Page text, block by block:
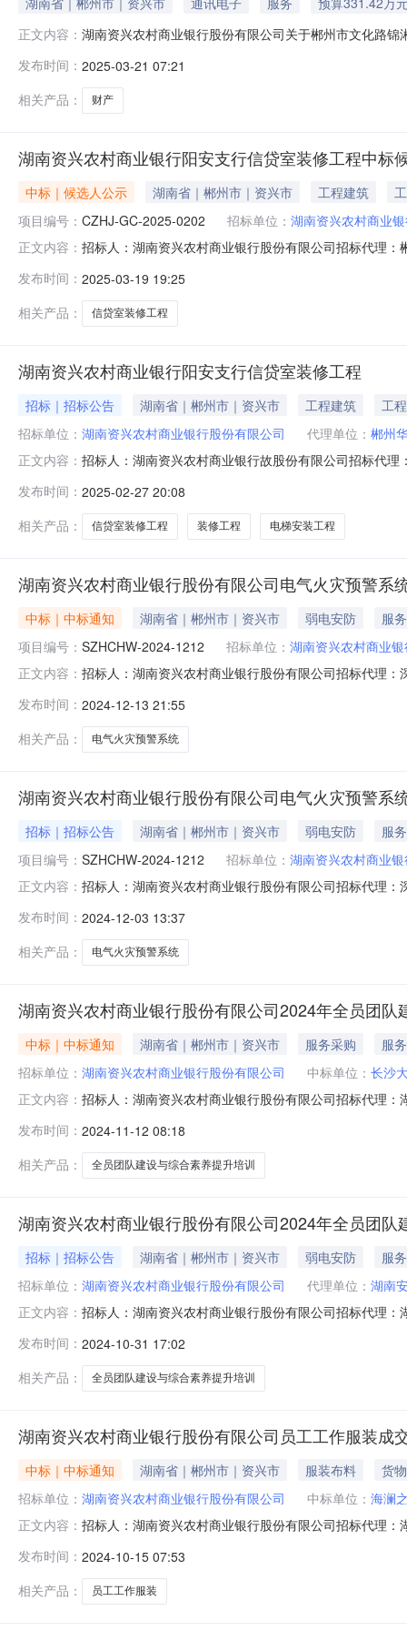
正文内容： 湖南资兴农村商业银行股份有限公司关于郴州市文化路
郴州市文化路锦湘花园17栋303房，共9层，所在第三层
发布时间： 2025-03-21 07:21
相关产品：
财产
湖南资兴农村商业银行阳安支行信贷室装修工程中标
中标｜候选人公示 湖南省｜郴州市｜资兴市 工程建筑
项目编号： CZHJ-GC-2025-0202 招标单位： 湖南资兴农村商业
正文内容： 招标人：湖南资兴农村商业银行股份有限公司招标代理
华建工程造价事务所有限公司招标方式：公开招标工期
发布时间： 2025-03-19 19:25
相关产品：
信贷室装修工程
湖南资兴农村商业银行阳安支行信贷室装修工程
招标｜招标公告 湖南省｜郴州市｜资兴市 工程建筑
工程
招标单位： 湖南资兴农村商业银行股份有限公司 代理单位： 郴州
正文内容： 招标人：湖南资兴农村商业银行故股份有限公司招标代
有限公司，项目已具备招标条件，现对该项目的施工进
发布时间： 2025-02-27 20:08
相关产品：
信贷室装修工程 装修工程 电梯安装工程
湖南资兴农村商业银行股份有限公司电气火灾预警系
中标｜中标通知 湖南省｜郴州市｜资兴市 弱电安防
服务
项目编号： SZHCHW-2024-1212 招标单位： 湖南资兴农村商业
正文内容： 招标人：湖南资兴农村商业银行股份有限公司招标代理
灾预警系统采购项目以公开招标方式进行采购，现将采
采购代
发布时间： 2024-12-13 21:55
相关产品：
电气火灾预警系统
湖南资兴农村商业银行股份有限公司电气火灾预警系
招标｜招标公告 湖南省｜郴州市｜资兴市 弱电安防
服务
项目编号： SZHCHW-2024-1212 招标单位： 湖南资兴农村商业
正文内容： 招标人：湖南资兴农村商业银行股份有限公司招标代理
社联合社办公室文件湘信联办【2022】118号文（湖南
发布时间： 2024-12-03 13:37
相关产品：
电气火灾预警系统
湖南资兴农村商业银行股份有限公司2024年全员团
中标｜中标通知 湖南省｜郴州市｜资兴市 服务采购
服务
招标单位： 湖南资兴农村商业银行股份有限公司 中标单位： 长沙
正文内容： 招标人：湖南资兴农村商业银行股份有限公司招标代理
人民币贰拾伍万元整（￥250000.00）二、委托代理编
发布时间： 2024-11-12 08:18
相关产品：
全员团队建设与综合素养提升培训
湖南资兴农村商业银行股份有限公司2024年全员团
招标｜招标公告 湖南省｜郴州市｜资兴市 弱电安防
服务
招标单位： 湖南资兴农村商业银行股份有限公司 代理单位： 湖南
正文内容： 招标人：湖南资兴农村商业银行股份有限公司招标代理
公告的方式，邀请符合相应资格条件的供应商参与竞争
发布时间： 2024-10-31 17:02
相关产品：
全员团队建设与综合素养提升培训
湖南资兴农村商业银行股份有限公司员工工作服装成
中标｜中标通知 湖南省｜郴州市｜资兴市 服装布料
货物
招标单位： 湖南资兴农村商业银行股份有限公司 中标单位： 海澜
正文内容： 招标人：湖南资兴农村商业银行股份有限公司招标代理
肆拾肆万肆仟柒佰玖拾伍元整（￥1444795.00）三、邀
发布时间： 2024-10-15 07:53
相关产品：
员工工作服装